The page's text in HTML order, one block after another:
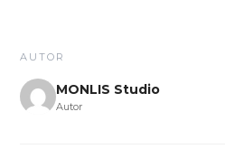
AUTOR
MONLIS Studio
Autor